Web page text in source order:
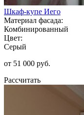
Шкаф-купе Иего
Материал фасада:
Комбинированный
Цвет:
Серый
от 51 000 руб.
Рассчитать